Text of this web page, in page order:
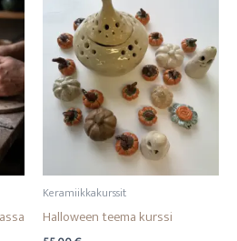
Keramiikkakurssit
Halloween teema kurssi